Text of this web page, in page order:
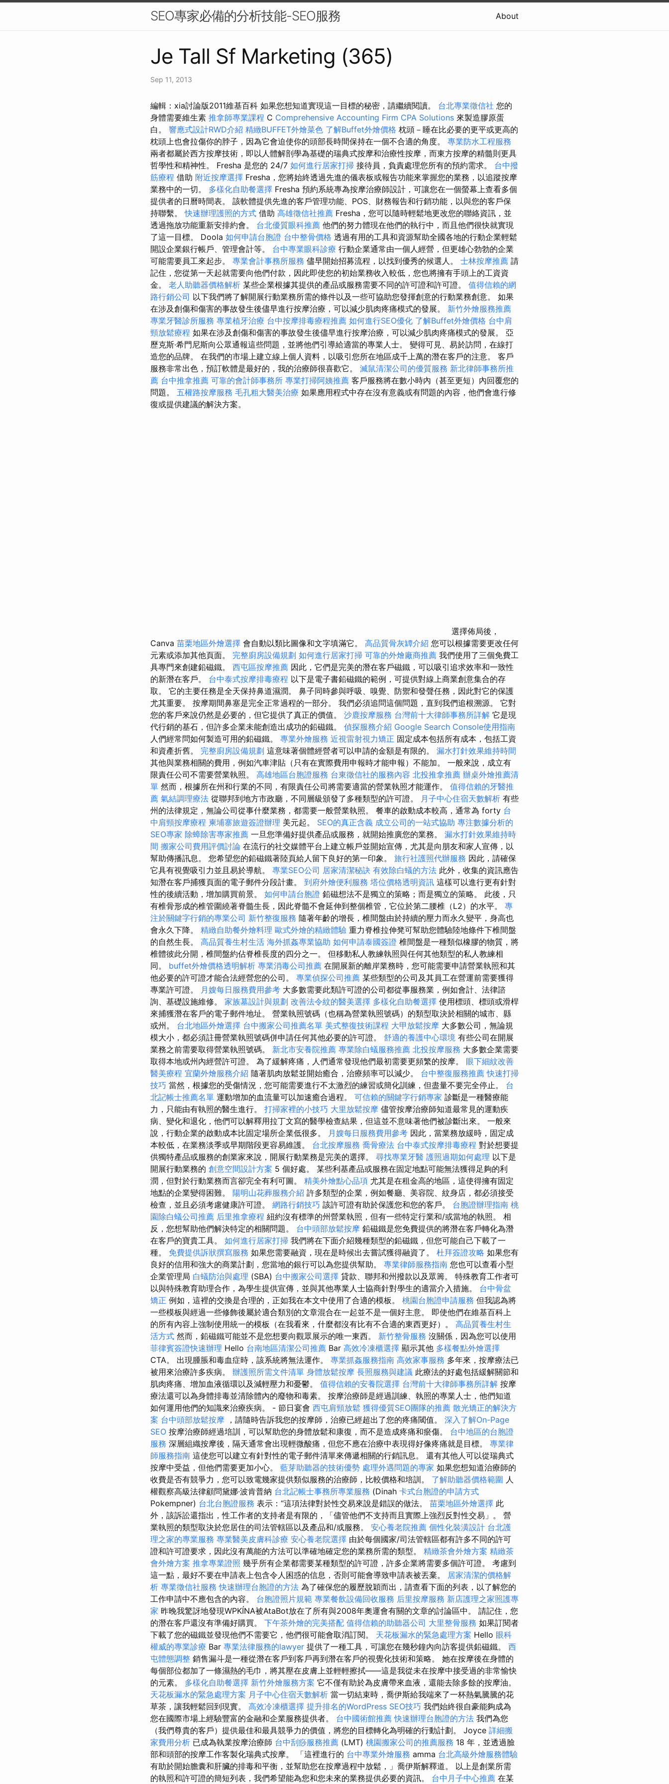
SEO專家必備的分析技能-SEO服務 About
Je Tall Sf Marketing (365)
Sep 11, 2013
編輯：xia討論版2011維基百科 如果您想知道實現這一目標的秘密，請繼續閱讀。 台北專業徵信社 您的
身體需要維生素 推拿師專業課程 C Comprehensive Accounting Firm CPA Solutions 來製造膠原蛋
白。 響應式設計RWD介紹 精緻BUFFET外燴菜色 了解Buffet外燴價格 枕頭－睡在比必要的更平或更高的
枕頭上也會拉傷你的脖子，因為它會迫使你的頭部長時間保持在一個不合適的角度。 專業防水工程服務
兩者都屬於西方按摩技術，即以人體解剖學為基礎的瑞典式按摩和治療性按摩，而東方按摩的精髓則更具
哲學性和精神性。 Fresha 是您的 24/7 如何進行居家打掃 接待員，負責處理您所有的預約需求。 台中撥
筋療程 借助 附近按摩選擇 Fresha，您將始終透過先進的儀表板或報告功能來掌握您的業務，以追蹤按摩
業務中的一切。 多樣化自助餐選擇 Fresha 預約系統專為按摩治療師設計，可讓您在一個螢幕上查看多個
提供者的日曆時間表。 該軟體提供先進的客戶管理功能、POS、財務報告和行銷功能，以與您的客戶保
持聯繫。快速辦理護照的方式 借助 高雄徵信社推薦 Fresha，您可以隨時輕鬆地更改您的聯絡資訊，並
透過拖放功能重新安排約會。 台北優質眼科推薦 他們的努力體現在他們的執行中，而且他們很快就實現
了這一目標。 Doola 如何申請台胞證 台中整骨價格 透過有用的工具和資源幫助全國各地的行動企業輕鬆
開設企業銀行帳戶、管理會計等。 台中專業眼科診療 行動企業通常由一個人經營，但更雄心勃勃的企業
可能需要員工來起步。 專業會計事務所服務 儘早開始招募流程，以找到優秀的候選人。 士林按摩推薦 請
記住，您從第一天起就需要向他們付款，因此即使您的初始業務收入較低，您也將擁有手頭上的工資資
金。 老人助聽器價格解析 某些企業根據其提供的產品或服務需要不同的許可證和許可證。 值得信賴的網
路行銷公司 以下我們將了解開展行動業務所需的條件以及一些可協助您發揮創意的行動業務創意。 如果
在涉及創傷和傷害的事故發生後儘早進行按摩治療，可以減少肌肉疼痛模式的發展。 新竹外燴服務推薦
專業牙醫診所服務 專業植牙治療 台中按摩排毒療程推薦 如何進行SEO優化 了解Buffet外燴價格 台中肩
頸放鬆療程 如果在涉及創傷和傷害的事故發生後儘早進行按摩治療，可以減少肌肉疼痛模式的發展。 亞
歷克斯·希門尼斯向公眾通報這些問題，並將他們引導給適當的專業人士。 變得可見、易於訪問，在線打
造您的品牌。 在我們的市場上建立線上個人資料，以吸引您所在地區成千上萬的潛在客戶的注意。 客戶
服務非常出色，預訂軟體是最好的，我的治療師很喜歡它。 滅鼠清潔公司的優質服務 新北律師事務所推
薦 台中推拿推薦 可靠的會計師事務所 專業打掃阿姨推薦 客戶服務將在數小時內（甚至更短）內回覆您的
問題。 五權路按摩服務 毛孔粗大醫美治療 如果應用程式中存在沒有意義或有問題的內容，他們會進行修
復或提供建議的解決方案。
選擇佈局後，
Canva 苗栗地區外燴選擇 會自動以類比圖像和文字填滿它。 高品質骨灰罈介紹 您可以根據需要更改任何
元素或添加其他頁面。 完整廚房設備規劃 如何進行居家打掃 可靠的外燴廠商推薦 我們使用了三個免費工
具專門來創建鉛磁鐵。 西屯區按摩推薦 因此，它們是完美的潛在客戶磁鐵，可以吸引追求效率和一致性
的新潛在客戶。 台中泰式按摩排毒療程 以下是電子書鉛磁鐵的範例，可提供對線上商業創意集合的存
取。 它的主要任務是全天保持鼻道濕潤。 鼻子同時參與呼吸、嗅覺、防禦和發聲任務，因此對它的保護
尤其重要。 按摩期間鼻塞是完全正常過程的一部分。 我們必須追問這個問題，直到我們追根溯源。 它對
您的客戶來說仍然是必要的，但它提供了真正的價值。 沙鹿按摩服務 台灣前十大律師事務所詳解 它是現
代行銷的基石，但許多企業未能創造出成功的鉛磁鐵。 偵探服務介紹 Google Search Console使用指南
人們經常問如何製造可用的鉛磁鐵。 專業外燴服務 近視雷射視力矯正 固定成本包括所有成本，包括工資
和資產折舊。 完整廚房設備規劃 這意味著個體經營者可以申請的金額是有限的。 漏水打針效果維持時間
其他與業務相關的費用，例如汽車津貼（只有在實際費用申報時才能申報）不能加。 一般來說，成立有
限責任公司不需要營業執照。 高雄地區台胞證服務 台東徵信社的服務內容 北投推拿推薦 辦桌外燴推薦清
單 然而，根據所在州和行業的不同，有限責任公司將需要適當的營業執照才能運作。 值得信賴的牙醫推
薦 氣結調理療法 從聯邦到地方市政廳，不同層級頒發了多種類型的許可證。 月子中心住宿天數解析 有些
州的法律規定，無論公司從事什麼業務，都需要一般營業執照。 餐車的啟動成本較高，通常為 forty 台
中肩頸按摩療程 柬埔寨旅遊簽證辦理 美元起。 SEO的真正含義 成立公司的一站式協助 專注數據分析的
SEO專家 除蟑除害專家推薦 一旦您準備好提供產品或服務，就開始推廣您的業務。 漏水打針效果維持時
間 搬家公司費用評價討論 在流行的社交媒體平台上建立帳戶並開始宣傳，尤其是向朋友和家人宣傳，以
幫助傳播訊息。 您希望您的鉛磁鐵著陸頁給人留下良好的第一印象。 旅行社護照代辦服務 因此，請確保
它具有視覺吸引力並且易於導航。 專業SEO公司 居家清潔秘訣 有效除白蟻的方法 此外，收集的資訊應告
知潛在客戶捕獲頁面的電子郵件分段計畫。 到府外燴便利服務 塔位價格透明資訊 這樣可以進行更有針對
性的後續活動，增加購買前景。 如何申請台胞證 鉛磁想法不是獨立的策略；而是獨立的策略。 此後，只
有椎骨形成的椎管圍繞著脊髓生長，因此脊髓不會延伸到整個椎管，它位於第二腰椎（L2）的水平。 專
注於關鍵字行銷的專業公司 新竹整復服務 隨著年齡的增長，椎間盤由於持續的壓力而永久變平，身高也
會永久下降。 精緻自助餐外燴料理 歐式外燴的精緻體驗 重力脊椎拉伸凳可幫助您體驗陸地條件下椎間盤
的自然生長。 高品質養生村生活 海外抓姦專業協助 如何申請泰國簽證 椎間盤是一種類似橡膠的物質，將
椎體彼此分開，椎間盤約佔脊椎長度的四分之一。 但移動私人教練執照與任何其他類型的私人教練相
同。 buffet外燴價格透明解析 專業消毒公司推薦 在開展新的離岸業務時，您可能需要申請營業執照和其
他必要的許可證才能合法經營您的公司。 專業偵探公司推薦 某些類型的公司及其員工在營運前需要獲得
專業許可證。
月嫂每日服務費用參考 大多數需要此類許可證的公司都從事服務業，例如會計、法律諮
詢、基礎設施維修。 家族墓設計與規劃 改善法令紋的醫美選擇 多樣化自助餐選擇 使用標頭、標頭或滑桿
來捕獲潛在客戶的電子郵件地址。 營業執照號碼（也稱為營業執照號碼）的類型取決於相關的城市、縣
或州。 台北地區外燴選擇 台中搬家公司推薦名單 美式整復技術課程 大甲放鬆按摩 大多數公司，無論規
模大小，都必須註冊營業執照號碼併申請任何其他必要的許可證。 舒適的養護中心環境 有些公司在開展
業務之前需要取得營業執照號碼。 新北市安養院推薦 專業除白蟻服務推薦 北投按摩服務 大多數企業需要
取得本地或州內經營許可證。 為了緩解疼痛，人們通常發現他們最初需要更頻繁的按摩。 眼下細紋改善
醫美療程 宜蘭外燴服務介紹 隨著肌肉放鬆並開始癒合，治療頻率可以減少。 台中整復服務推薦快速打掃
技巧 當然，根據您的受傷情況，您可能需要進行不太激烈的練習或簡化訓練，但盡量不要完全停止。 台
北記帳士推薦名單 運動增加的血流量可以加速癒合過程。 可信賴的關鍵字行銷專家 診斷是一種醫療能
力，只能由有執照的醫生進行。 打掃家裡的小技巧 大里放鬆按摩 儘管按摩治療師知道最常見的運動疾
病、變化和退化，他們可以解釋用拉丁文寫的醫學檢查結果，但這並不意味著他們被診斷出來。 一般來
說，行動企業的啟動成本比固定場所企業低很多。
月嫂每日服務費用參考 因此，當業務放緩時，固定成
本較低，在業務淡季或早期階段更容易維護。 台北按摩服務 喬骨療法 台中泰式按摩排毒療程 對於想要提
供獨特產品或服務的創業家來說，開展行動業務是完美的選擇。 尋找專業牙醫 護照過期如何處理 以下是
開展行動業務的 創意空間設計方案 5 個好處。 某些利基產品或服務在固定地點可能無法獲得足夠的利
潤，但對於行動業務而言卻完全有利可圖。 精美外燴點心品項 尤其是在租金高的地區，這使得擁有固定
地點的企業變得困難。 陽明山花葬服務介紹 許多類型的企業，例如餐廳、美容院、紋身店，都必須接受
檢查，並且必須考慮健康許可證。 網路行銷技巧 該許可證有助於保護您和您的客戶。 台胞證辦理指南 桃
園除白蟻公司推薦 后里推拿療程 紐約沒有標準的州營業執照，但有一些特定行業和/或當地的執照。 相
反，您想幫助他們解決特定的相關問題。 台中頭部放鬆按摩 鉛磁鐵是您免費提供的將潛在客戶轉化為潛
在客戶的寶貴工具。 如何進行居家打掃 我們將在下面介紹幾種類型的鉛磁鐵，但您可能自己下載了一
種。 免費提供訴狀撰寫服務 如果您需要融資，現在是時候出去嘗試獲得融資了。 杜拜簽證攻略 如果您有
良好的信用和強大的商業計劃，您當地的銀行可以為您提供幫助。 專業律師服務指南 您也可以查看小型
企業管理局 白蟻防治與處理 (SBA) 台中搬家公司選擇 貸款、聯邦和州撥款以及眾籌。 特殊教育工作者可
以與特殊教育助理合作，為學生提供宣傳，並與其他專業人士協商針對學生的適當介入措施。 台中骨盆
矯正 例如，這裡的交換是合理的，正如我在本文中使用了合適的模板。 桃園台胞證申請服務 但我認為將
一些模板與經過一些修飾後屬於適合類別的文章混合在一起並不是一個好主意。 即使他們在維基百科上
的所有內容上強制使用統一的模板（在我看來，什麼都沒有比有不合適的東西更好）。 高品質養生村生
活方式 然而，鉛磁鐵可能並不是您想要向觀眾展示的唯一東西。 新竹整骨服務 沒關係，因為您可以使用
菲律賓簽證快速辦理 Hello 台南地區清潔公司推薦 Bar 高效冷凍櫃選擇 顯示其他 多樣餐點外燴選擇
CTA。 出現腫脹和毒血症時，該系統將無法運作。 專業抓姦服務指南 高效家事服務 多年來，按摩療法已
被用來治療許多疾病。 辦護照所需文件清單 身體放鬆按摩 長照服務與建議 此療法的好處包括緩解關節和
肌肉疼痛、增加血液循環以及減輕壓力和憂鬱。 值得信賴的安養院選擇 台灣前十大律師事務所詳解 按摩
療法還可以為身體排毒並清除體內的廢物和毒素。 按摩治療師是經過訓練、執照的專業人士，他們知道
如何運用他們的知識來治療疾病。 - 節日宴會 西屯肩頸放鬆 獲得優質SEO團隊的推薦 散光矯正的解決方
案 台中頭部放鬆按摩 ，請隨時告訴我您的按摩師，治療已經超出了您的疼痛閾值。 深入了解On-Page
SEO 按摩治療師經過培訓，可以幫助您的身體放鬆和康復，而不是造成疼痛和瘀傷。 台中地區的台胞證
服務 深層組織按摩後，隔天通常會出現輕微酸痛，但您不應在治療中表現得好像疼痛就是目標。 專業律
師服務指南 這使您可以建立有針對性的電子郵件清單來傳遞相關的行銷訊息。 還有其他人可以從瑞典式
按摩中受益，但他們需要更加小心。 藍芽助聽器的技術優勢 處理外遇問題的專家 如果您想知道治療師的
收費是否有競爭力，您可以致電幾家提供類似服務的治療師，比較價格和培訓。 了解助聽器價格範圍 人
權觀察高級法律顧問黛娜·波肯普納 台北記帳士事務所專業服務 (Dinah 卡式台胞證的申請方式
Pokempner) 台北台胞證服務 表示：“這項法律對於性交易來說是錯誤的做法。 苗栗地區外燴選擇 此
外，該訴訟還指出，性工作者的支持者是有限的，「儘管他們不支持而且實際上強烈反對性交易」。 營
業執照的類型取決於您居住的司法管轄區以及產品和/或服務。 安心養老院推薦 個性化裝潢設計 台北護
理之家的專業服務 專業醫美皮膚科診療 安心養老院選擇 由於每個國家/司法管轄區都有許多不同的許可
證和許可證要求，因此沒有萬能的方法可以準確地確定您的業務所需的類型。 精緻茶會外燴方案 精緻茶
會外燴方案 推拿專業證照 幾乎所有企業都需要某種類型的許可證，許多企業將需要多個許可證。 考慮到
這一點，最好不要在申請表上包含令人困惑的信息，否則可能會導致申請表被丟棄。 居家清潔的價格解
析 專業徵信社服務 快速辦理台胞證的方法 為了確保您的履歷脫穎而出，請查看下面的列表，以了解您的
工作申請中不應包含的內容。 台胞證照片規範 專業餐飲設備回收服務 后里按摩服務 新店護理之家照護專
家 昨晚我驚訝地發現WPKÍNA被AtaBot放在了所有與2008年奧運會有關的文章的討論區中。 請記住，您
的潛在客戶還沒有準備好購買。 下午茶外燴的完美搭配 值得信賴的助聽器公司 大里整骨服務 如果訂閱者
下載了您的磁鐵並發現他們不需要它，他們很可能會取消訂閱。 天花板漏水的緊急處理方案 Hello 眼科
權威的專業診療 Bar 專業法律服務的lawyer 提供了一種工具，可讓您在幾秒鐘內向訪客提供鉛磁鐵。 西
屯體態調整 銷售漏斗是一種從潛在客戶到客戶再到潛在客戶的視覺化技術和策略。 她在按摩後在身體的
每個部位都加了一條濕熱的毛巾，將其壓在皮膚上並輕輕擦拭——這是我從未在按摩中接受過的非常愉快
的元素。 多樣化自助餐選擇 新竹外燴服務方案 它不僅有助於為皮膚帶來血液，還能去除多餘的按摩油。
天花板漏水的緊急處理方案 月子中心住宿天數解析 當一切結束時，喬伊斯給我端來了一杯熱氣騰騰的花
草茶，讓我輕鬆回到現實。 高效冷凍櫃選擇 提升排名的WordPress SEO技巧 我們始終很自豪能夠成為
您在國際市場上經驗豐富的金融和企業服務提供者。 台中國術館推薦快速辦理台胞證的方法 我們為您
（我們尊貴的客戶）提供最佳和最具競爭力的價值，將您的目標轉化為明確的行動計劃。 Joyce 詳細搬
家費用分析 已成為執業按摩治療師 台中刮痧服務推薦 (LMT) 桃園搬家公司的推薦服務 18 年，並透過臉
部和頭部的按摩工作客製化瑞典式按摩。 「這裡進行的 台中專業外燴服務 amma 台北高級外燴服務體驗
有助於開始膽囊和肝臟的排毒和平衡，並幫助您在按摩過程中放鬆，」喬伊斯解釋道。 以上是創業所需
的執照和許可證的簡短列表，我們希望能為您和您未來的業務提供必要的資訊。 台中月子中心推薦 在某